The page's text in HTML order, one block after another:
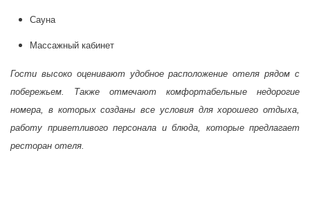
Сауна
Массажный кабинет
Гости высоко оценивают удобное расположение отеля рядом с
побережьем. Также отмечают комфортабельные недорогие
номера, в которых созданы все условия для хорошего отдыха,
работу приветливого персонала и блюда, которые предлагает
ресторан отеля.